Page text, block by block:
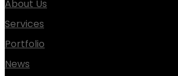
About Us
Services
Portfolio
News